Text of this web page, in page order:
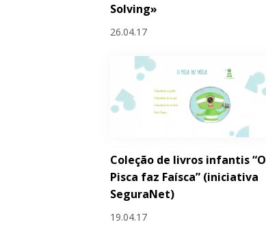
Solving»
26.04.17
Coleção de livros infantis “O
Pisca faz Faísca” (iniciativa
SeguraNet)
19.04.17